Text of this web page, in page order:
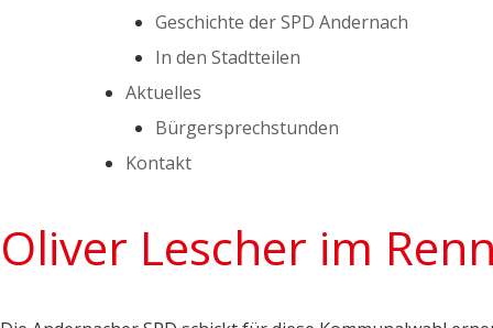
Geschichte der SPD Andernach
In den Stadtteilen
Aktuelles
Bürgersprechstunden
Kontakt
Oliver Lescher im